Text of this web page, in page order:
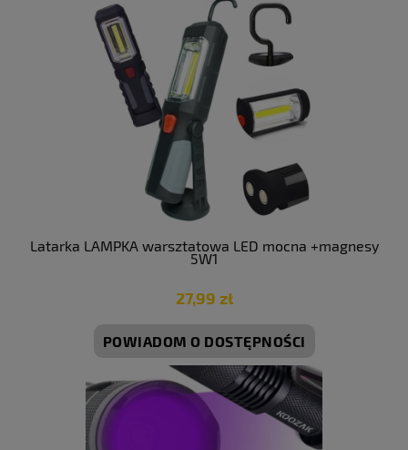
Latarka LAMPKA warsztatowa LED mocna +magnesy
5W1
27,99 zł
POWIADOM O DOSTĘPNOŚCI